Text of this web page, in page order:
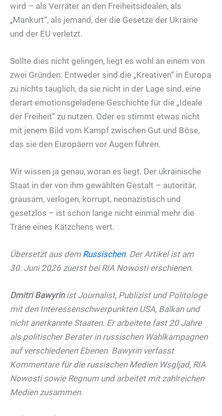
wird – als Verräter an den Freiheitsidealen, als
„Mankurt“, als jemand, der die Gesetze der Ukraine
und der EU verletzt.
Sollte dies nicht gelingen, liegt es wohl an einem von
zwei Gründen: Entweder sind die „Kreativen“ in Europa
zu nichts tauglich, da sie nicht in der Lage sind, eine
derart emotionsgeladene Geschichte für die „Ideale
der Freiheit“ zu nutzen. Oder es stimmt etwas nicht
mit jenem Bild vom Kampf zwischen Gut und Böse,
das sie den Europäern vor Augen führen.
Wir wissen ja genau, woran es liegt. Der ukrainische
Staat in der von ihm gewählten Gestalt – autoritär,
grausam, verlogen, korrupt, neonazistisch und
gesetzlos – ist schon lange nicht einmal mehr die
Träne eines Kätzchens wert.
Übersetzt aus dem Russischen. Der Artikel ist am
30. Juni 2026 zuerst bei RIA Nowosti erschienen.
Dmitri Bawyrinist Journalist, Publizist und Politologe
mit den Interessenschwerpunkten USA, Balkan und
nicht anerkannte Staaten. Er arbeitete fast 20 Jahre
als politischer Berater in russischen Wahlkampagnen
auf verschiedenen Ebenen. Bawyrin verfasst
Kommentare für die russischen Medien Wsgljad, RIA
Nowosti sowie Regnum und arbeitet mit zahlreichen
Medien zusammen.